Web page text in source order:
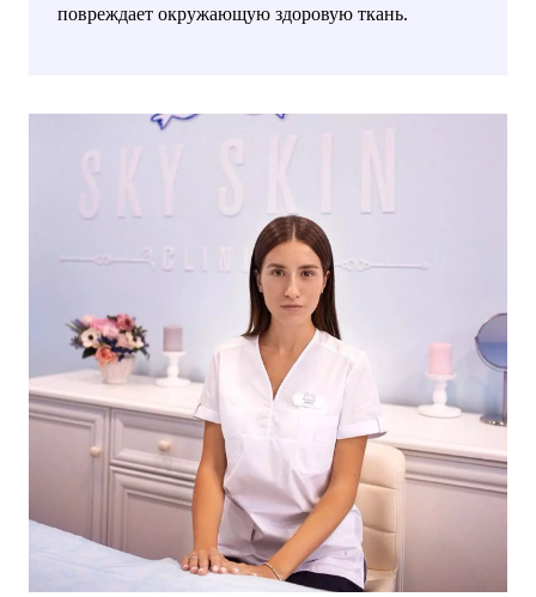
повреждает окружающую здоровую ткань.